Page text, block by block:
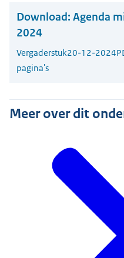
Download: Agenda
2024
Vergaderstuk20-12-2024
pagina's
Meer over dit